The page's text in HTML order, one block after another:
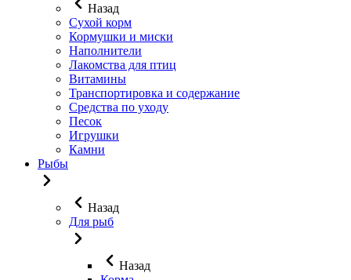
Назад
Сухой корм
Кормушки и миски
Наполнители
Лакомства для птиц
Витамины
Транспортировка и содержание
Средства по уходу
Песок
Игрушки
Камни
Рыбы
Назад
Для рыб
Назад